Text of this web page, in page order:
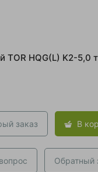
TOR HQG(L) K2-5,0
заказ В
Обратный